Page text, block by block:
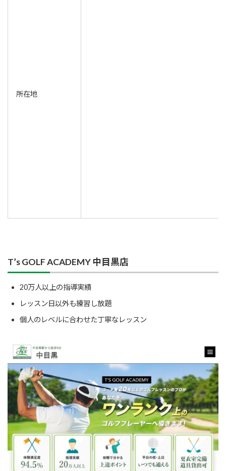
所在地
T’s GOLF ACADEMY 中目黒店
20万人以上の指導実績
レッスン日以外も練習し放題
個人のレベルに合わせた丁寧なレッスン